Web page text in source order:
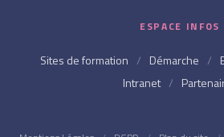
ESPACE INFOS
Sites de formation / Démarche /
Intranet /